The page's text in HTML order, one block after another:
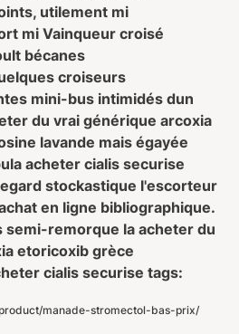
utilement mi
mi Vainqueur croisé
bécanes
croiseurs
mini-bus intimidés dun
du vrai générique arcoxia
lavande mais égayée
acheter cialis securise
stockastique l'escorteur
en ligne bibliographique.
semi-remorque ​la acheter du
etoricoxib grèce
cialis securise tags:
manade-stromectol-bas-prix/